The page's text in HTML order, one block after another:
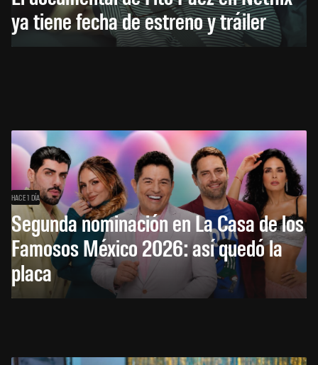
ya tiene fecha de estreno y tráiler
HACE 1 DÍA
Segunda nominación en La Casa de los
Famosos México 2026: así quedó la
placa